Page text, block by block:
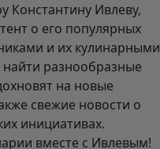
Константину Ивлеву,
о его популярных
и их кулинарными
разнообразные
на новые
свежие новости о
инициативах.
вместе с Ивлевым!